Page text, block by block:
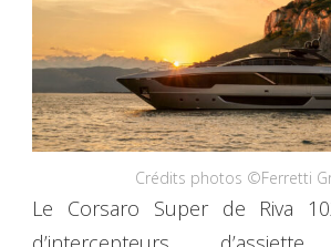
Crédits photos ©Ferretti
Le Corsaro Super de Riva